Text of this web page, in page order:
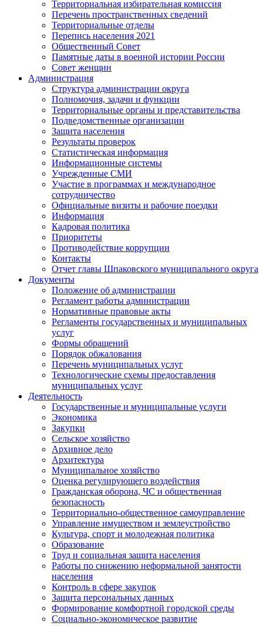
Территориальная избирательная комиссия
Перечень пространственных сведений
Территориальные отделы
Перепись населения 2021
Общественный Совет
Памятные даты в военной истории России
Совет женщин
Администрация
Структура администрации округа
Полномочия, задачи и функции
Территориальные органы и представительства
Подведомственные организации
Защита населения
Результаты проверок
Статистическая информация
Информационные системы
Учрежденные СМИ
Участие в программах и международное
сотрудничество
Официальные визиты и рабочие поездки
Информация
Кадровая политика
Приоритеты
Противодействие коррупции
Контакты
Отчет главы Шпаковского муниципального округа
Документы
Положение об администрации
Регламент работы администрации
Нормативные правовые акты
Регламенты государственных и муниципальных
услуг
Формы обращений
Порядок обжалования
Перечень муниципальных услуг
Технологические схемы предоставления
муниципальных услуг
Деятельность
Государственные и муниципальные услуги
Экономика
Закупки
Сельское хозяйство
Архивное дело
Архитектура
Муниципальное хозяйство
Оценка регулирующего воздействия
Гражданская оборона, ЧС и общественная
безопасность
Территориально-общественное самоуправление
Управление имуществом и землеустройство
Культура, спорт и молодежная политика
Образование
Труд и социальная защита населения
Работы по снижению неформальной занятости
населения
Контроль в сфере закупок
Защита персональных данных
Формирование комфортной городской среды
Социально-экономическое развитие